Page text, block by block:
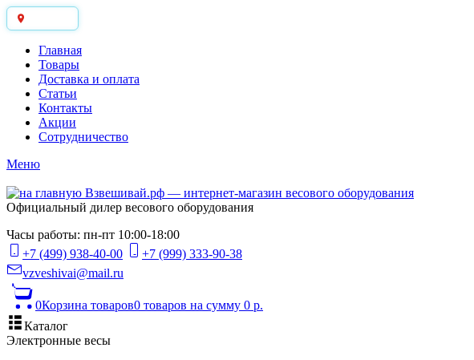
Главная
Товары
Доставка и оплата
Статьи
Контакты
Акции
Сотрудничество
Меню
Официальный дилер весового оборудования
Часы работы: пн-пт 10:00-18:00
+7 (499) 938-40-00
+7 (999) 333-90-38
vzveshivai@mail.ru
0Корзина товаров0 товаров на сумму 0 р.
Каталог
Электронные весы